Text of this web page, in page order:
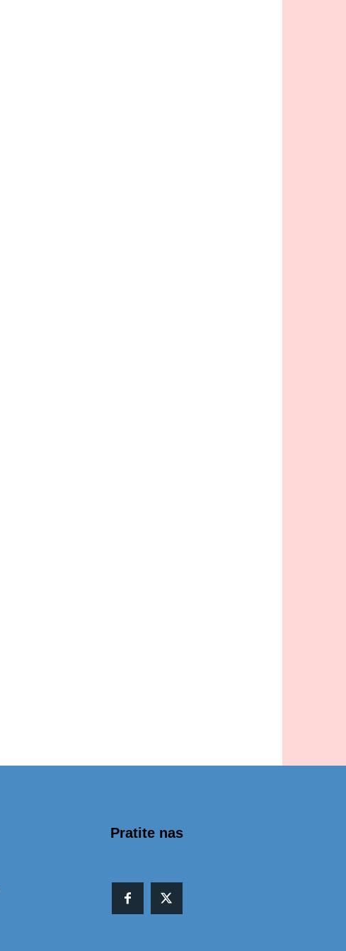
Pratite nas